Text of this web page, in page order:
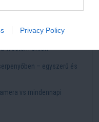
Privacy Policy
egyszerű a puha almás
Western Union
– egyszerű és
vs mindennapi